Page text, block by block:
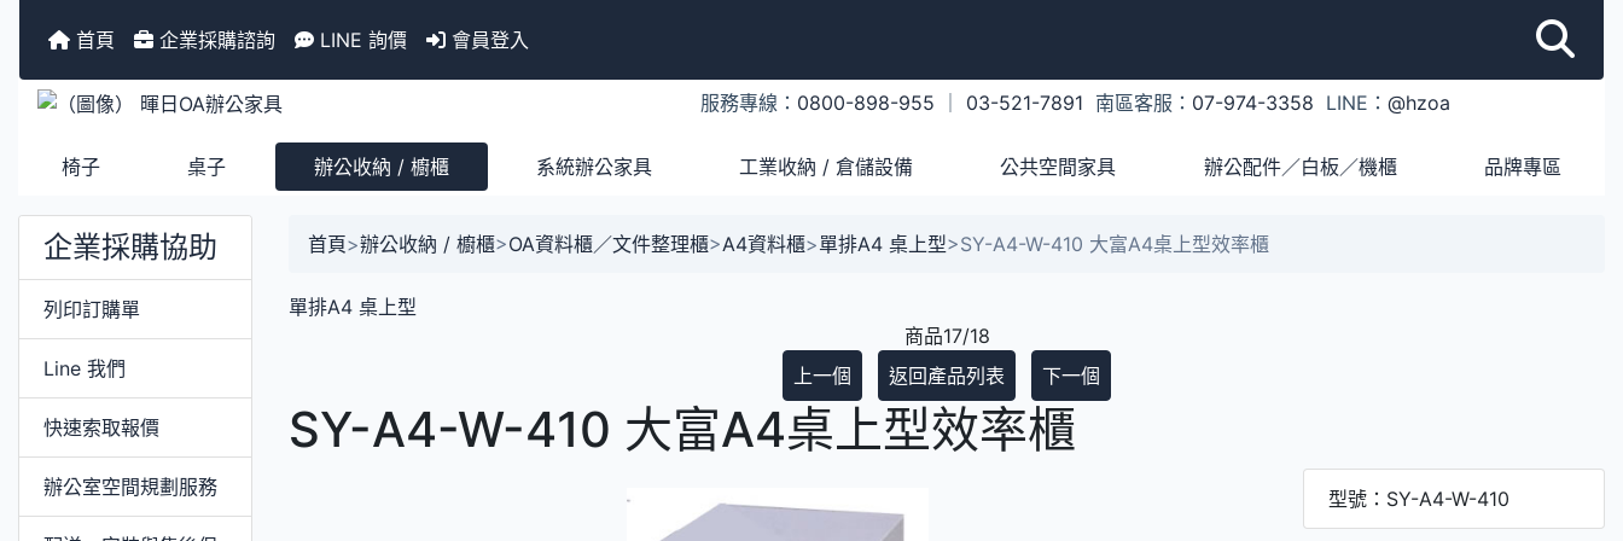
首頁 企業採購諮詢 LINE 詢價 會員登入
服務專線： 0800-898-955 03-521-7891 南區客服： 07-974-3358 LINE：@hzoa
椅子 桌子 辦公收納 / 櫥櫃 系統辦公家具 工業收納 / 倉儲設備 公共空間家具 辦公配件／白板／機櫃 品牌專區
企業採購協助
列印訂購單
Line 我們
快速索取報價
辦公室空間規劃服務
首頁>辦公收納 / 櫥櫃>OA資料櫃／文件整理櫃>A4資料櫃>單排A4 桌上型>SY-A4-W-410 大富A4桌上型效率櫃
單排A4 桌上型
商品17/18
上一個
返回產品列表 下一個
SY-A4-W-410 大富A4桌上型效率櫃
型號：SY-A4-W-410